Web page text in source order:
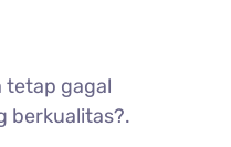
tetap gagal
berkualitas?.